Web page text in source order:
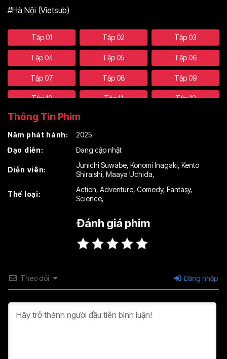
#Hà Nội (Vietsub)
Tập 01 Tập 02 Tập 03
Tập 04 Tập 05 Tập 06
Tập 07 Tập 08 Tập 09
Tập 10 Tập 11 Tập 12
Thông Tin Phim
Năm phát hành:
2025
Đạo diễn:
Đang cập nhật
Diễn viên:
Junichi Suwabe, Konomi Inagaki, Kento
Shiraishi, Maaya Uchida,
Thể loại:
Action, Adventure, Comedy, Fantasy,
Science,
Đánh giá phim
Theo dõi Đăng nhập